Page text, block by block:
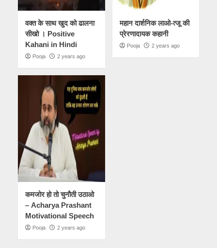
वक्त के साथ खुद को ढालना
सीखो । Positive
Kahani in Hindi
Pooja 2 years ago
महान दार्शनिक लाओ-त्जू की
प्रेरणादायक कहानी
Pooja 2 years ago
कमजोर हो तो चुनौती उठाओ
– Acharya Prashant
Motivational Speech
Pooja 2 years ago